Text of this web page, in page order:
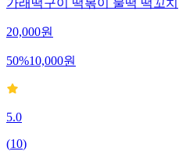
가래떡구이 떡볶이 물떡 떡꼬치
20,000원
50%10,000원
5.0
(10)